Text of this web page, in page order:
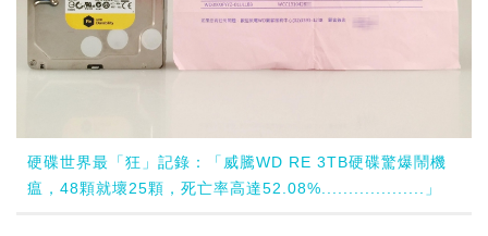
硬碟世界最「狂」記錄：「威騰WD RE 3TB硬碟驚爆鬧機
瘟，48顆就壞25顆，死亡率高達52.08%...................」